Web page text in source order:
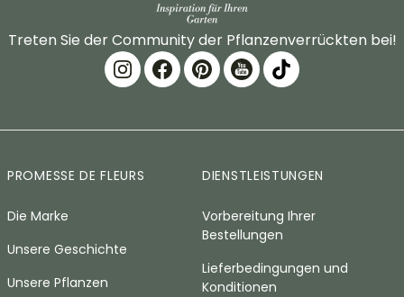
Treten Sie der Community der Pflanzenverrückten bei!
PROMESSE DE FLEURS
Die Marke
Unsere Geschichte
Unsere Pflanzen
DIENSTLEISTUNGEN
Vorbereitung Ihrer
Bestellungen
Lieferbedingungen und
Konditionen